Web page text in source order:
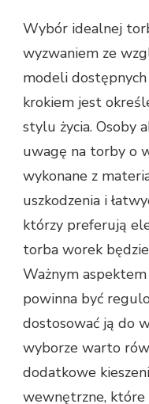
Wybór idealnej
wyzwaniem ze
modeli
krokiem jest
stylu życia. Osoby
uwagę na torby o
wykonane z
uszkodzenia i
którzy preferują
torba worek
Ważnym
powinna być
dostosować ją do
wyborze warto
dodatkowe
wewnętrzne, które